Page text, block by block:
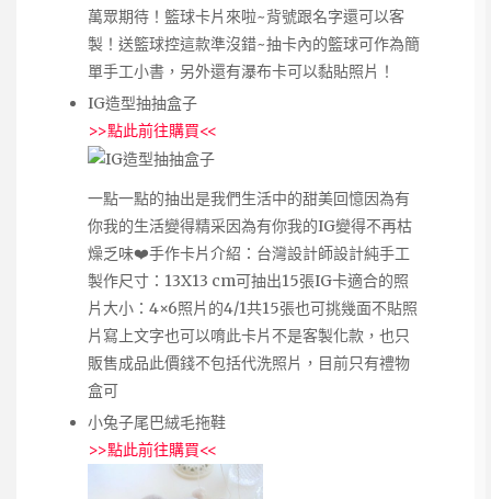
萬眾期待！籃球卡片來啦~背號跟名字還可以客
製！送籃球控這款準沒錯~抽卡內的籃球可作為簡
單手工小書，另外還有瀑布卡可以黏貼照片！
IG造型抽抽盒子
>>點此前往購買<<
一點一點的抽出是我們生活中的甜美回憶因為有
你我的生活變得精采因為有你我的IG變得不再枯
燥乏味❤️手作卡片介紹：台灣設計師設計純手工
製作尺寸：13X13 cm可抽出15張IG卡適合的照
片大小：4×6照片的4/1共15張也可挑幾面不貼照
片寫上文字也可以唷此卡片不是客製化款，也只
販售成品此價錢不包括代洗照片，目前只有禮物
盒可
小兔子尾巴絨毛拖鞋
>>點此前往購買<<